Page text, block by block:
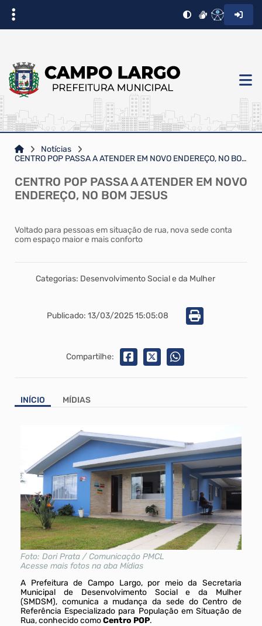
Notícias
CENTRO POP PASSA A ATENDER EM NOVO ENDEREÇO, NO BOM JESUS
CENTRO POP PASSA A ATENDER EM NOVO
ENDEREÇO, NO BOM JESUS
Voltado para pessoas em situação de rua, nova sede conta
com espaço maior e mais conforto
Categorias: Desenvolvimento Social e da Mulher
Publicado: 13/03/2025 15:05:08
Compartilhe:
INÍCIO MÍDIAS
Foto: Dori Prata / Comunicação PMCL
Acesse mais fotos na aba Mídias
A Prefeitura de Campo Largo, por meio da Secretaria
Municipal de Desenvolvimento Social e da Mulher
(SMDSM), comunica a mudança da sede do Centro de
Referência Especializado para População em Situação de
Rua, conhecido comoCentro POP.